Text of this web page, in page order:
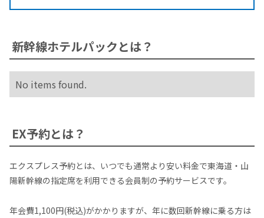
新幹線ホテルパックとは？
No items found.
EX予約とは？
エクスプレス予約とは、いつでも通常より安い料金で東海道・山
陽新幹線の指定席を利用できる会員制の予約サービスです。
年会費1,100円(税込)がかかりますが、年に数回新幹線に乗る方は